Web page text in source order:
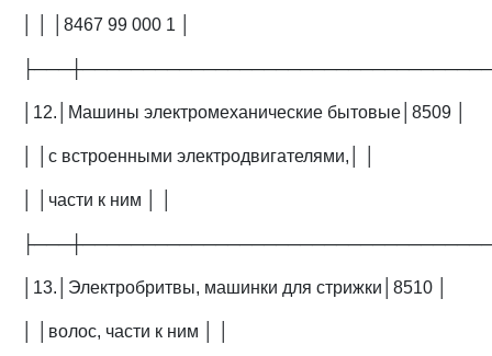
│ │ │8467 99 000 1 │
│12.│Машины электромеханические бытовые│8509 │
│ │с встроенными электродвигателями,│ │
│ │части к ним │ │
│13.│Электробритвы, машинки для стрижки│8510 │
│ │волос, части к ним │ │